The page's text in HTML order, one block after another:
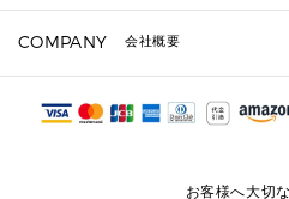
▶ シューズ・靴
サンダル
スニーカー
ショッピングバッグを購入商品分送
注文後に完了メールが受信できないの
サイズ交換はできますか？
COMPANY 会社概要
会社概要
お客様へ大切